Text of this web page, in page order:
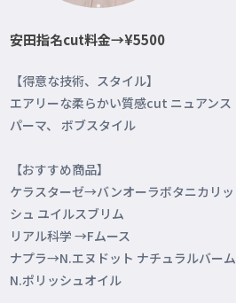
安田指名cut料金→¥5500
【得意な技術、スタイル】
エアリーな柔らかい質感cut ニュアンス
パーマ、 ボブスタイル
【おすすめ商品】
ケラスターゼ→バンオーラボタニカリッ
シュ ユイルスブリム
リアル科学 →Fムース
ナプラ→N.エヌドット ナチュラルバーム
N.ポリッシュオイル